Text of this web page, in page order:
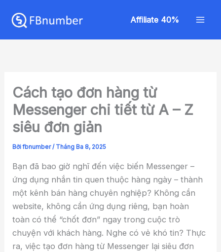
Affiliate 40%
Cách tạo đơn hàng từ
Messenger chi tiết từ A – Z
siêu đơn giản
Bởifbnumber/ Tháng Ba 8, 2025
Bạn đã bao giờ nghĩ đến việc biến Messenger –
ứng dụng nhắn tin quen thuộc hàng ngày – thành
một kênh bán hàng chuyên nghiệp? Không cần
website, không cần ứng dụng riêng, bạn hoàn
toàn có thể “chốt đơn” ngay trong cuộc trò
chuyện với khách hàng. Nghe có vẻ khó tin? Thực
ra, việc tạo đơn hàng từ Messenger lại siêu đơn